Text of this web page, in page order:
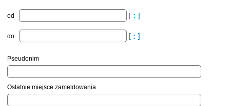
od
do
Pseudonim
Ostatnie miejsce zameldowania